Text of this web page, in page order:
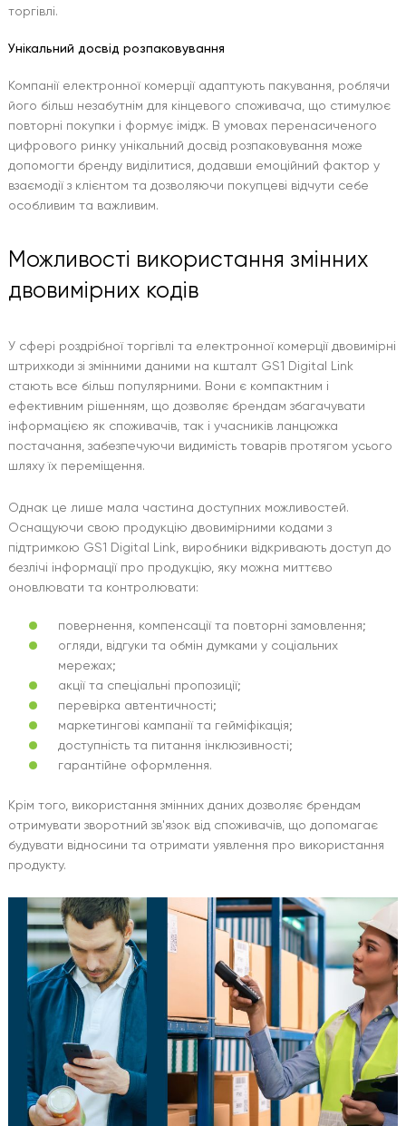
торгівлі.
Унікальний досвід розпаковування
Компанії електронної комерції адаптують пакування, роблячи
його більш незабутнім для кінцевого споживача, що стимулює
повторні покупки і формує імідж. В умовах перенасиченого
цифрового ринку унікальний досвід розпаковування може
допомогти бренду виділитися, додавши емоційний фактор у
взаємодії з клієнтом та дозволяючи покупцеві відчути себе
особливим та важливим.
Можливості використання змінних
двовимірних кодів
У сфері роздрібної торгівлі та електронної комерції двовимірні
штрихкоди зі змінними даними на кшталт GS1 Digital Link
стають все більш популярними. Вони є компактним і
ефективним рішенням, що дозволяє брендам збагачувати
інформацією як споживачів, так і учасників ланцюжка
постачання, забезпечуючи видимість товарів протягом усього
шляху їх переміщення.
Однак це лише мала частина доступних можливостей.
Оснащуючи свою продукцію двовимірними кодами з
підтримкою GS1 Digital Link, виробники відкривають доступ до
безлічі інформації про продукцію, яку можна миттєво
оновлювати та контролювати:
повернення, компенсації та повторні замовлення;
огляди, відгуки та обмін думками у соціальних
мережах;
акції та спеціальні пропозиції;
перевірка автентичності;
маркетингові кампанії та гейміфікація;
доступність та питання інклюзивності;
гарантійне оформлення.
Крім того, використання змінних даних дозволяє брендам
отримувати зворотний зв'язок від споживачів, що допомагає
будувати відносини та отримати уявлення про використання
продукту.